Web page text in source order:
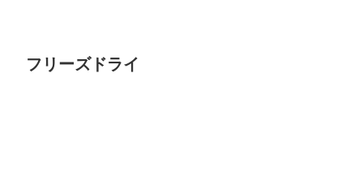
フリーズドライ